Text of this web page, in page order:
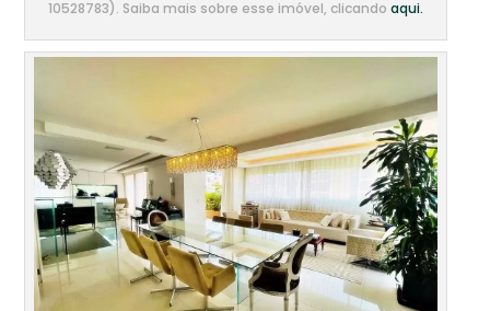
10528783). Saiba mais sobre esse imóvel, clicandoaqui.